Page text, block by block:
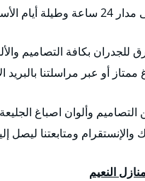
أيام الحظر
للجدران بكافة التصاميم
أو عبر مراسلتنا بالبريد
وألوان اصباغ
ومتابعتنا ليصل
النعيم